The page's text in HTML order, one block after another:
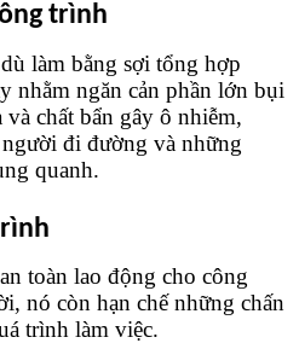
trình
làm bằng sợi tổng hợp
nhằm ngăn cản phần lớn bụi
chất bẩn gây ô nhiễm,
đi đường và những
quanh.
toàn lao động cho công
nó còn hạn chế những chấn
trình làm việc.